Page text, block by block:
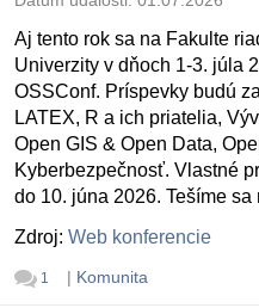
Aj tento rok sa na Fakulte
Univerzity v dňoch 1-3. júla
OSSConf. Príspevky budú
LATEX, R a ich priatelia,
Open GIS & Open Data,
Kyberbezpečnosť. Vlastné
do 10. júna 2026. Tešíme sa
Zdroj: Web konferencie
1 | Komunita